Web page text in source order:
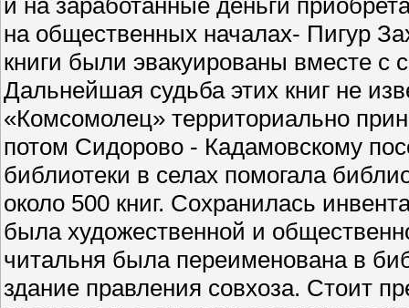
на общественных началах- Пигур
книги были эвакуированы вместе с
Дальнейшая судьба этих книг не
«Комсомолец» территориально
потом Сидорово - Кадамовскому
библиотеки в селах помогала
около 500 книг. Сохранилась
была художественной и
читальня была переименована в
здание правления совхоза. Стоит